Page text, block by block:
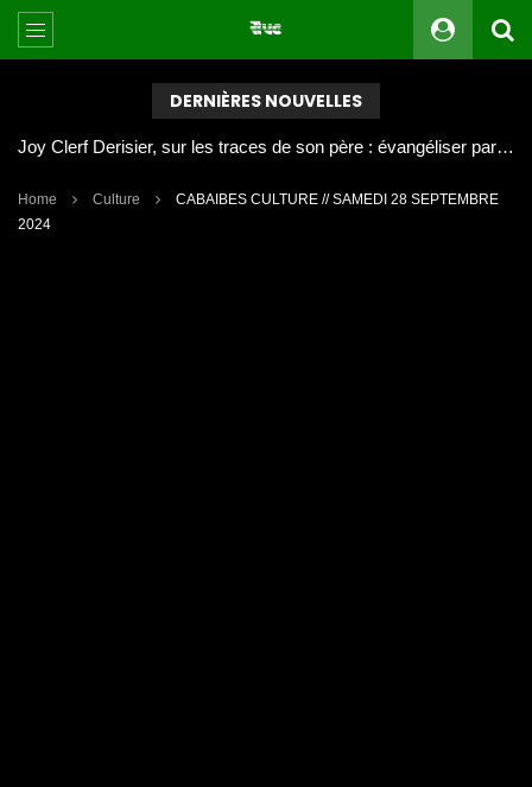
DERNIÈRES NOUVELLES
Joy Clerf Derisier, sur les traces de son père : évangéliser par la musique
Home Culture
CABAIBES CULTURE // SAMEDI 28 SEPTEMBRE
2024